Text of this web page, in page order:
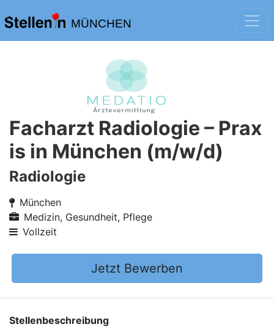
MÜNCHEN
Facharzt Radiologie – Prax
is in München (m/w/d)
Radiologie
München
Medizin, Gesundheit, Pflege
Vollzeit
Jetzt Bewerben
Stellenbeschreibung